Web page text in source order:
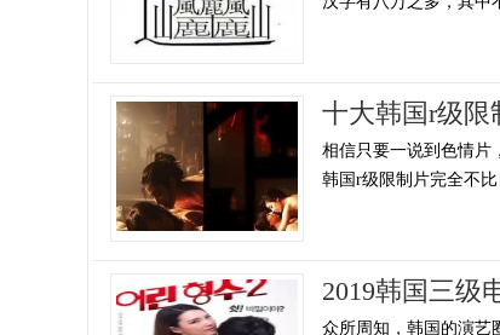
十大韩国r级限
相信只要一说到色情片
韩国r级限制片完全不
2019韩国三级
众所周知，韩国的演艺